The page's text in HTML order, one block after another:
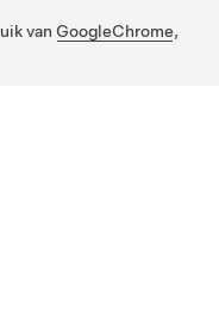
van GoogleChrome,